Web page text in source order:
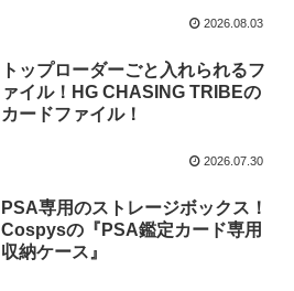
2026.08.03
トップローダーごと入れられるフ
ァイル！HG CHASING TRIBEの
カードファイル！
2026.07.30
PSA専用のストレージボックス！
Cospysの『PSA鑑定カード専用
収納ケース』